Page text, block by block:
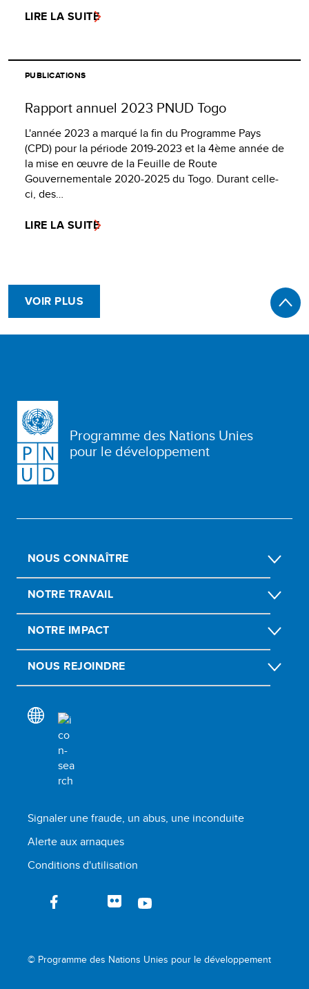
LIRE LA SUITE
PUBLICATIONS
Rapport annuel 2023 PNUD Togo
L'année 2023 a marqué la fin du Programme Pays
(CPD) pour la période 2019-2023 et la 4ème année de
la mise en œuvre de la Feuille de Route
Gouvernementale 2020-2025 du Togo. Durant celle-
ci, des…
LIRE LA SUITE
VOIR PLUS
Programme des Nations Unies
pour le développement
NOUS CONNAÎTRE
NOTRE TRAVAIL
NOTRE IMPACT
NOUS REJOINDRE
Signaler une fraude, un abus, une inconduite
Alerte aux arnaques
Conditions d'utilisation
© Programme des Nations Unies pour le développement